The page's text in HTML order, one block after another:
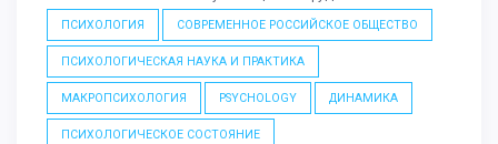
ПСИХОЛОГИЯ СОВРЕМЕННОЕ РОССИЙСКОЕ ОБЩЕСТВО
ПСИХОЛОГИЧЕСКАЯ НАУКА И ПРАКТИКА
МАКРОПСИХОЛОГИЯ PSYCHOLOGY ДИНАМИКА
ПСИХОЛОГИЧЕСКОЕ СОСТОЯНИЕ